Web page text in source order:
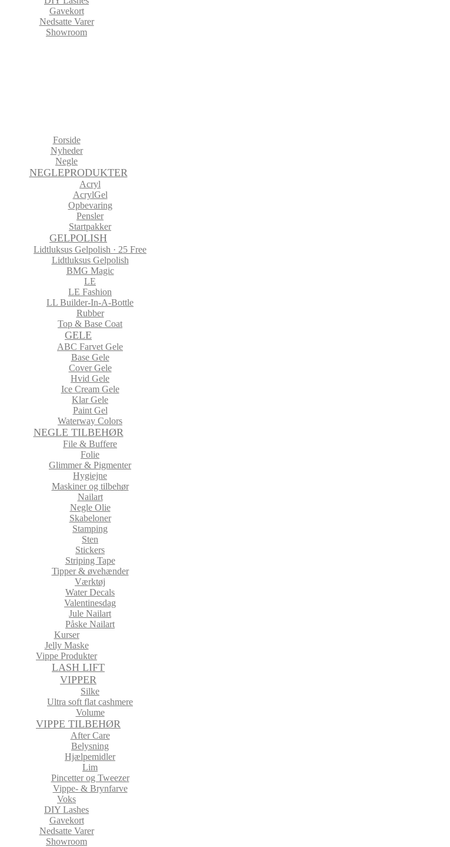
Gavekort
Nedsatte Varer
Showroom
Forside
Nyheder
Negle
NEGLEPRODUKTER
Acryl
AcrylGel
Opbevaring
Pensler
Startpakker
GELPOLISH
Lidtluksus Gelpolish · 25 Free
Lidtluksus Gelpolish
BMG Magic
LE
LE Fashion
LL Builder-In-A-Bottle
Rubber
Top & Base Coat
GELE
ABC Farvet Gele
Base Gele
Cover Gele
Hvid Gele
Ice Cream Gele
Klar Gele
Paint Gel
Waterway Colors
NEGLE TILBEHØR
File & Buffere
Folie
Glimmer & Pigmenter
Hygiejne
Maskiner og tilbehør
Nailart
Negle Olie
Skabeloner
Stamping
Sten
Stickers
Striping Tape
Tipper & øvehænder
Værktøj
Water Decals
Valentinesdag
Jule Nailart
Påske Nailart
Kurser
Jelly Maske
Vippe Produkter
LASH LIFT
VIPPER
Silke
Ultra soft flat cashmere
Volume
VIPPE TILBEHØR
After Care
Belysning
Hjælpemidler
Lim
Pincetter og Tweezer
Vippe- & Brynfarve
Voks
DIY Lashes
Gavekort
Nedsatte Varer
Showroom